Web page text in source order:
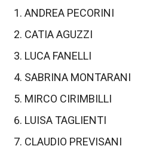
ANDREA PECORINI
CATIA AGUZZI
LUCA FANELLI
SABRINA MONTARANI
MIRCO CIRIMBILLI
LUISA TAGLIENTI
CLAUDIO PREVISANI